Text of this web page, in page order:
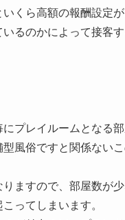
くら高額の報酬設定
るのかによって接客
プレイルームとなる部
風俗ですと関係ない
ますので、部屋数が
ってしまいます。